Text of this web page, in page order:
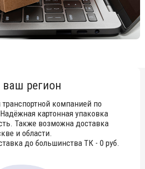
за модель с каркасом белого цвета
из ткани категории А. Для уточнения
материала и цвета данного
к нашим менеджерам.
регион
компанией по
картонная упаковка
Также возможна доставка
и области.
до большинства ТК - 0 руб.